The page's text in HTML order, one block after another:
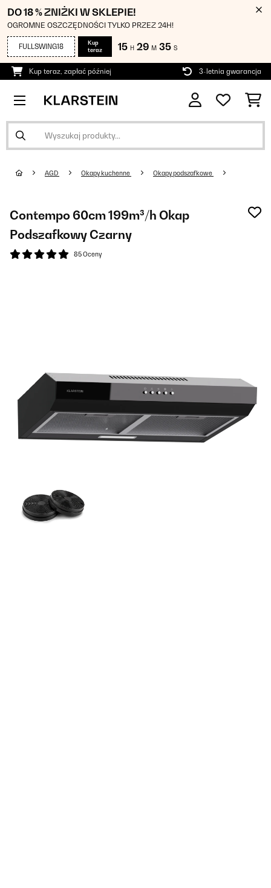
DO 18 % ZNIŻKI W SKLEPIE!
OGROMNE OSZCZĘDNOŚCI TYLKO PRZEZ 24H!
FULLSWING18
Kup
teraz
15 H 29 M 35 S
Kup teraz, zapłać później 3-letnia gwarancja
AGD Okapy kuchenne Okapy podszafkowe
Contempo 60cm 199m³/h Okap
Podszafkowy Czarny
85 Oceny